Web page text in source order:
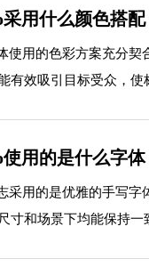
用什么颜色搭配
使用的色彩方案充分
有效吸引目标受众，使
用的是什么字体
采用的是优雅的手写
寸和场景下均能保持一